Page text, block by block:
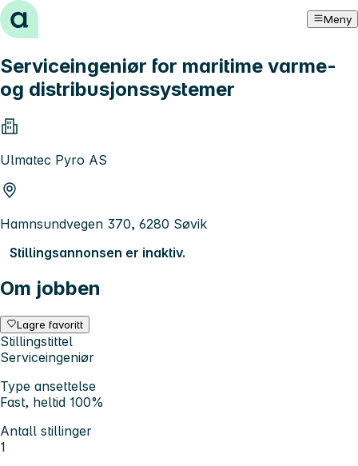
Hopp til innhold Meny
Serviceingeniør for maritime varme-
og distribusjonssystemer
Ulmatec Pyro AS
Hamnsundvegen 370, 6280 Søvik
Stillingsannonsen er inaktiv.
Om jobben
Lagre favoritt
Stillingstittel
Serviceingeniør
Type ansettelse
Fast, heltid 100%
Antall stillinger
1